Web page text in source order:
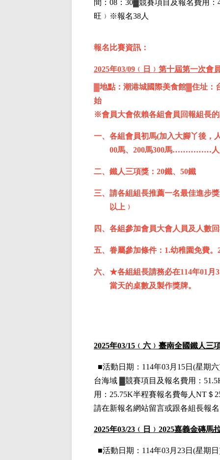
間：08：30▓競賽項目 及報名費用
旺﹚※報名38人
報名比賽資訊：
2025年03/09﹙日﹚第十屆第一次會
▓地點：潮港城國際美食館▓住址：
始
※會員大會依賴各組會員回報組長
一、各組會員初馬(加入大腳丫後，
00馬、200馬300馬……………人
二、鐵人三項獎：20鐵、50鐵
三、請各組組長推薦一名最佳進步
以上﹚
四、各組參加會員大會人員及人數
五、眷屬參加條件：1.幼稚園免費
六、★各組組長請務必在114年01月
當天的桌數及製作獎牌。
2025年03/15 ﹙六﹚ 臺南全國鐵人三
■活動日期：114年03月15日(星期
台海域 ▓競賽項目 及報名費用 ：
用 ： 25.75K半程賽報名費每人NT＄
請在新報名網站留言或跟各組長報名
2025年03/23 ﹙日﹚2025嘉義金磚馬
■活動日期：114年03月23日(星期